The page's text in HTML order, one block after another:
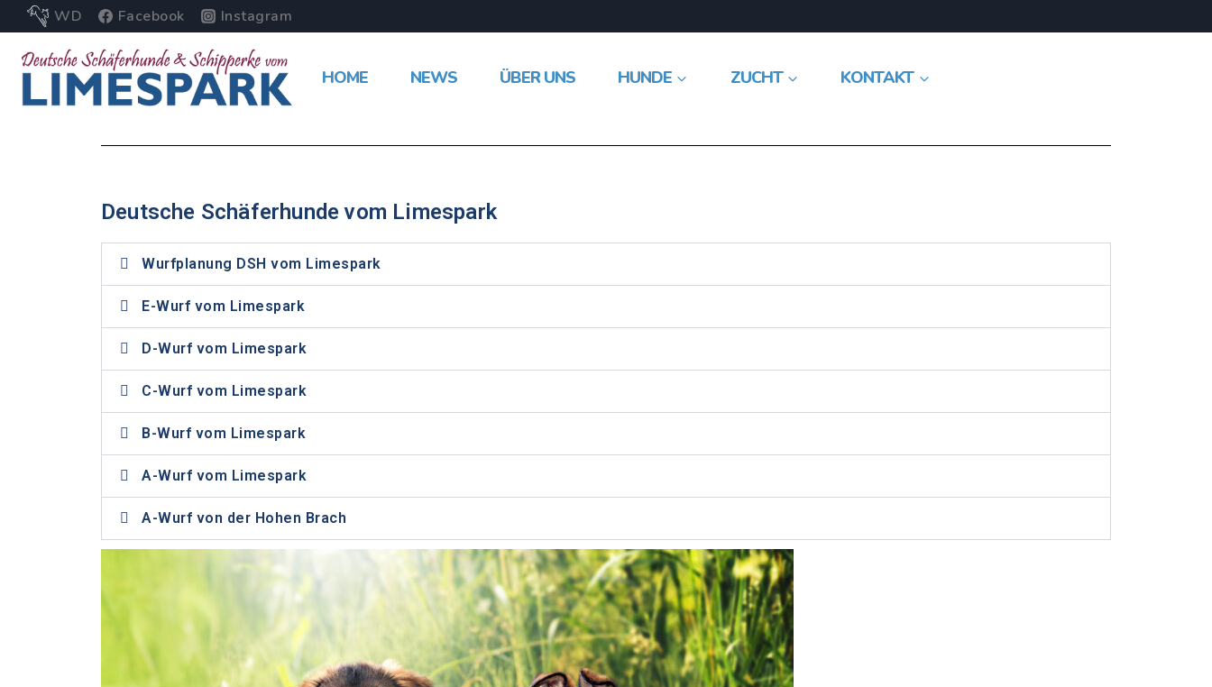
WD Facebook Instagram
HOME NEWS ÜBER UNS HUNDE ZUCHT KONTAKT
Deutsche Schäferhunde vom Limespark
Wurfplanung DSH vom Limespark
E-Wurf vom Limespark
D-Wurf vom Limespark
C-Wurf vom Limespark
B-Wurf vom Limespark
A-Wurf vom Limespark
A-Wurf von der Hohen Brach